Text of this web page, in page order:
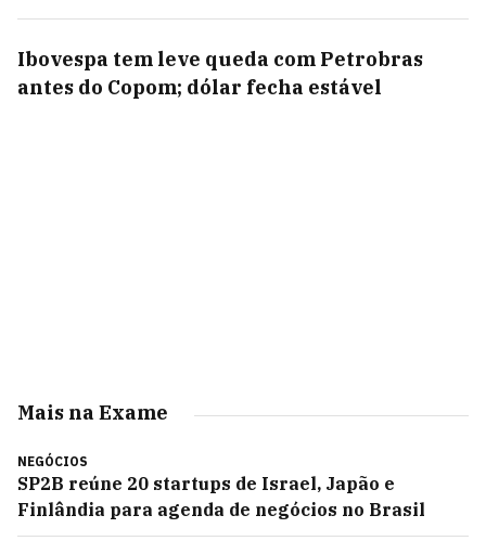
Ibovespa tem leve queda com Petrobras
antes do Copom; dólar fecha estável
Mais na Exame
NEGÓCIOS
SP2B reúne 20 startups de Israel, Japão e
Finlândia para agenda de negócios no Brasil